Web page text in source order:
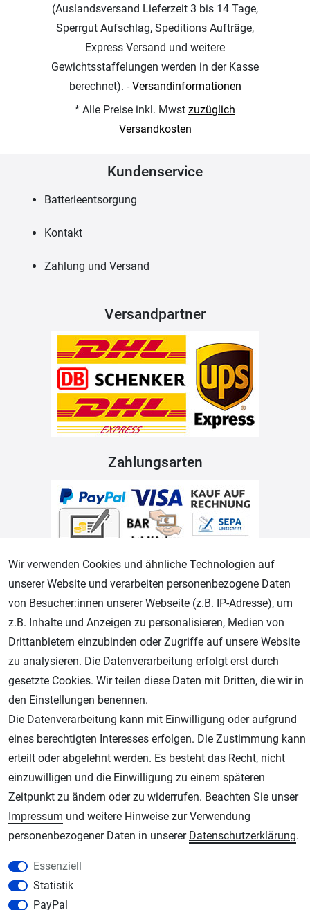
(Auslandsversand Lieferzeit 3 bis 14 Tage,
Sperrgut Aufschlag, Speditions Aufträge,
Express Versand und weitere
Gewichtsstaffelungen werden in der Kasse
berechnet). -Versandinformationen
* Alle Preise inkl. Mwst zuzüglich
Versandkosten
Kundenservice
Batterieentsorgung
Kontakt
Zahlung und Versand
Versandpartner
Zahlungsarten
Geprüfter Shop
AGB Widerrufsrecht Datenschutz Impressum
Unsere weiteren Shops:
Schmincke-City.de
Plotter-City.com
Schneideplotter, Transferpressen, Siebdruck und Plotterfolien
Wir verwenden Cookies und ähnliche Technologien auf
unserer Website und verarbeiten personenbezogene Daten
von Besucher:innen unserer Webseite (z.B. IP-Adresse), um
z.B. Inhalte und Anzeigen zu personalisieren, Medien von
Drittanbietern einzubinden oder Zugriffe auf unsere Website
zu analysieren. Die Datenverarbeitung erfolgt erst durch
gesetzte Cookies. Wir teilen diese Daten mit Dritten, die wir in
den Einstellungen benennen.
Die Datenverarbeitung kann mit Einwilligung oder aufgrund
eines berechtigten Interesses erfolgen. Die Zustimmung kann
erteilt oder abgelehnt werden. Es besteht das Recht, nicht
einzuwilligen und die Einwilligung zu einem späteren
Zeitpunkt zu ändern oder zu widerrufen. Beachten Sie unser
Impressum und weitere Hinweise zur Verwendung
personenbezogener Daten in unserer Daten­schutz­erklärung.
Essenziell
Statistik
PayPal